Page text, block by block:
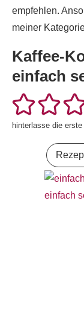
empfehlen.
meiner
Kaffee-
einfach
hinterlasse die